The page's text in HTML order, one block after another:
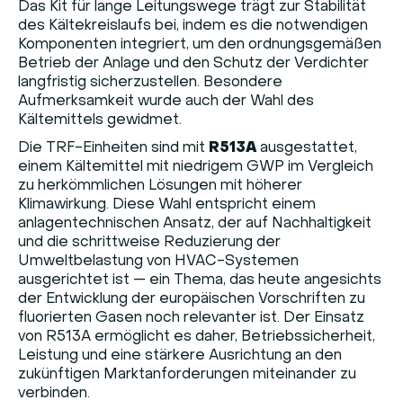
Das Kit für lange Leitungswege trägt zur Stabilität
des Kältekreislaufs bei, indem es die notwendigen
Komponenten integriert, um den ordnungsgemäßen
Betrieb der Anlage und den Schutz der Verdichter
langfristig sicherzustellen. Besondere
Aufmerksamkeit wurde auch der Wahl des
Kältemittels gewidmet.
Die TRF-Einheiten sind mit R513Aausgestattet,
einem Kältemittel mit niedrigem GWP im Vergleich
zu herkömmlichen Lösungen mit höherer
Klimawirkung. Diese Wahl entspricht einem
anlagentechnischen Ansatz, der auf Nachhaltigkeit
und die schrittweise Reduzierung der
Umweltbelastung von HVAC-Systemen
ausgerichtet ist — ein Thema, das heute angesichts
der Entwicklung der europäischen Vorschriften zu
fluorierten Gasen noch relevanter ist. Der Einsatz
von R513A ermöglicht es daher, Betriebssicherheit,
Leistung und eine stärkere Ausrichtung an den
zukünftigen Marktanforderungen miteinander zu
verbinden.